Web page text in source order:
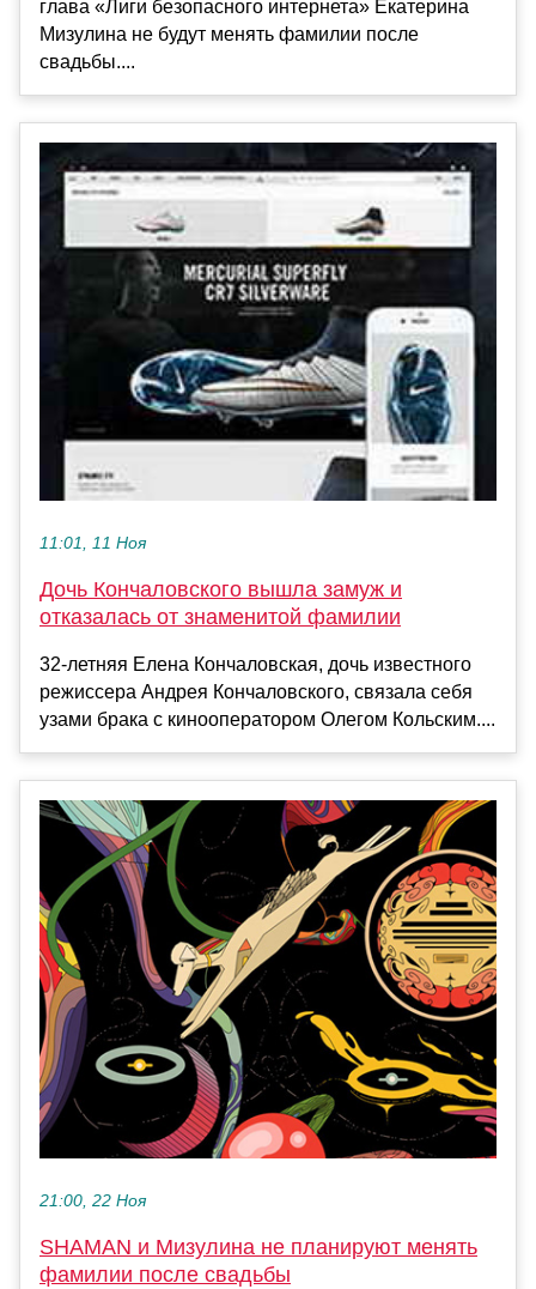
глава «Лиги безопасного интернета» Екатерина
Мизулина не будут менять фамилии после
свадьбы....
11:01, 11 Ноя
Дочь Кончаловского вышла замуж и
отказалась от знаменитой фамилии
32-летняя Елена Кончаловская, дочь известного
режиссера Андрея Кончаловского, связала себя
узами брака с кинооператором Олегом Кольским....
21:00, 22 Ноя
SHAMAN и Мизулина не планируют менять
фамилии после свадьбы